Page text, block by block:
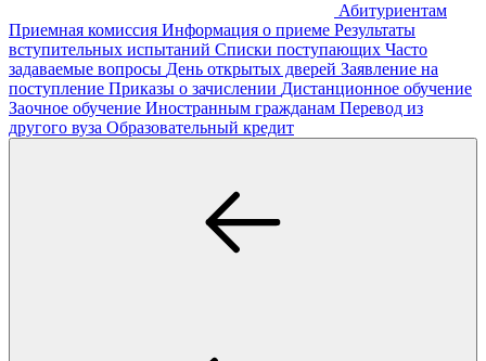
Абитуриентам
Приемная комиссия Информация о приеме Результаты
вступительных испытаний Списки поступающих Часто
задаваемые вопросы День открытых дверей Заявление на
поступление Приказы о зачислении Дистанционное обучение
Заочное обучение Иностранным гражданам Перевод из
другого вуза Образовательный кредит